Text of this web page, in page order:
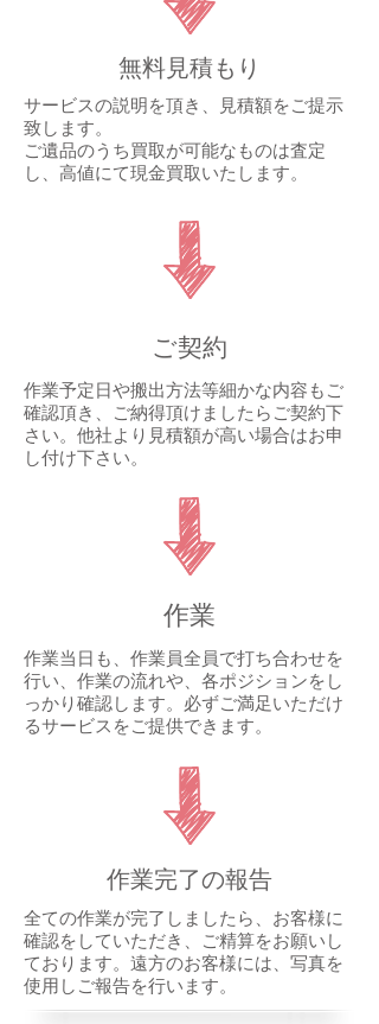
無料見積もり
ご契約
作業
作業完了の報告
サービスの説明を頂き、見積額をご提示
致します。
ご遺品のうち買取が可能なものは査定
し、高値にて現金買取いたします。
作業予定日や搬出方法等細かな内容もご
確認頂き、ご納得頂けましたらご契約下
さい。他社より見積額が高い場合はお申
し付け下さい。
作業当日も、作業員全員で打ち合わせを
行い、作業の流れや、各ポジションをし
っかり確認します。必ずご満足いただけ
るサービスをご提供できます。
全ての作業が完了しましたら、お客様に
確認をしていただき、ご精算をお願いし
ております。遠方のお客様には、写真を
使用しご報告を行います。